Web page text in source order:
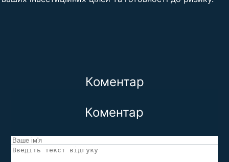
Коментар
Коментар